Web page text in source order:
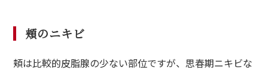
頬のニキビ
頬は比較的皮脂腺の少ない部位ですが、思春期ニキビな